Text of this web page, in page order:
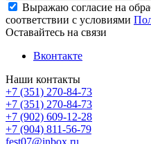
Выражаю согласие на
соответствии с условиями
Оставайтесь на связи
Вконтакте
Наши контакты
+7 (351) 270-84-73
+7 (351) 270-84-73
+7 (902) 609-12-28
+7 (904) 811-56-79
fest07@inbox.ru